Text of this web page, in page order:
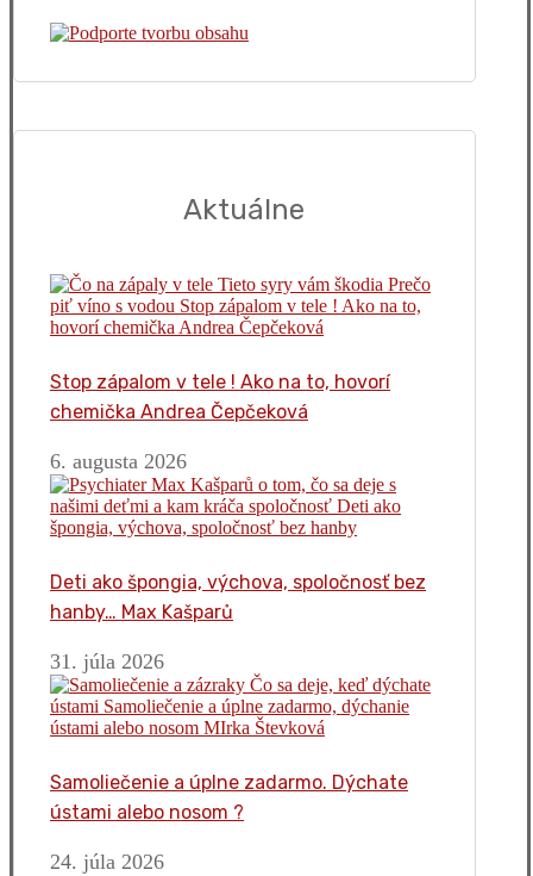
Aktuálne
Stop zápalom v tele ! Ako na to, hovorí
chemička Andrea Čepčeková
6. augusta 2026
Deti ako špongia, výchova, spoločnosť bez
hanby… Max Kašparů
31. júla 2026
Samoliečenie a úplne zadarmo. Dýchate
ústami alebo nosom ?
24. júla 2026